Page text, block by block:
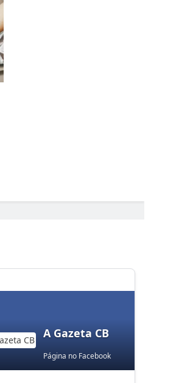
A Gazeta CB
Página no Facebook